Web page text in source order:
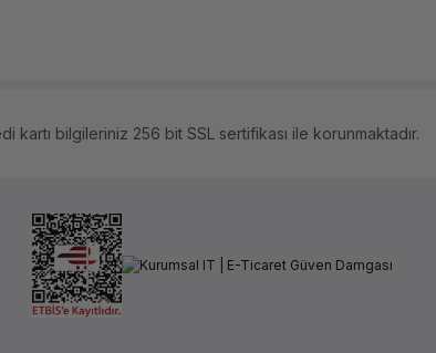
kartı bilgileriniz 256 bit SSL sertifikası ile korunmaktadır.